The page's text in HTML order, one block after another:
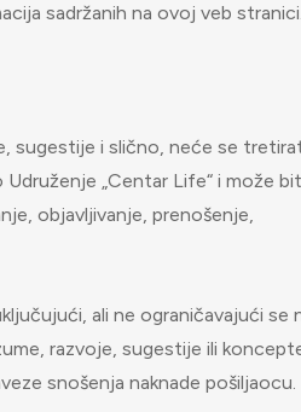
sadržanih na ovoj veb stranici.
sugestije i slično, neće se
„Centar Life“ i može
objavljivanje, prenošenje,
ali ne ograničavajući se
razvoje, sugestije ili
snošenja naknade pošiljaocu.